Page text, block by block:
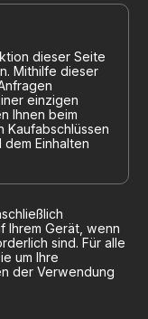
dieser Seite
Mithilfe dieser
einzigen
Ihnen beim
Kaufabschlüssen
Einhalten
Ihrem Gerät, wenn
sind. Für alle
um Ihre
der Verwendung